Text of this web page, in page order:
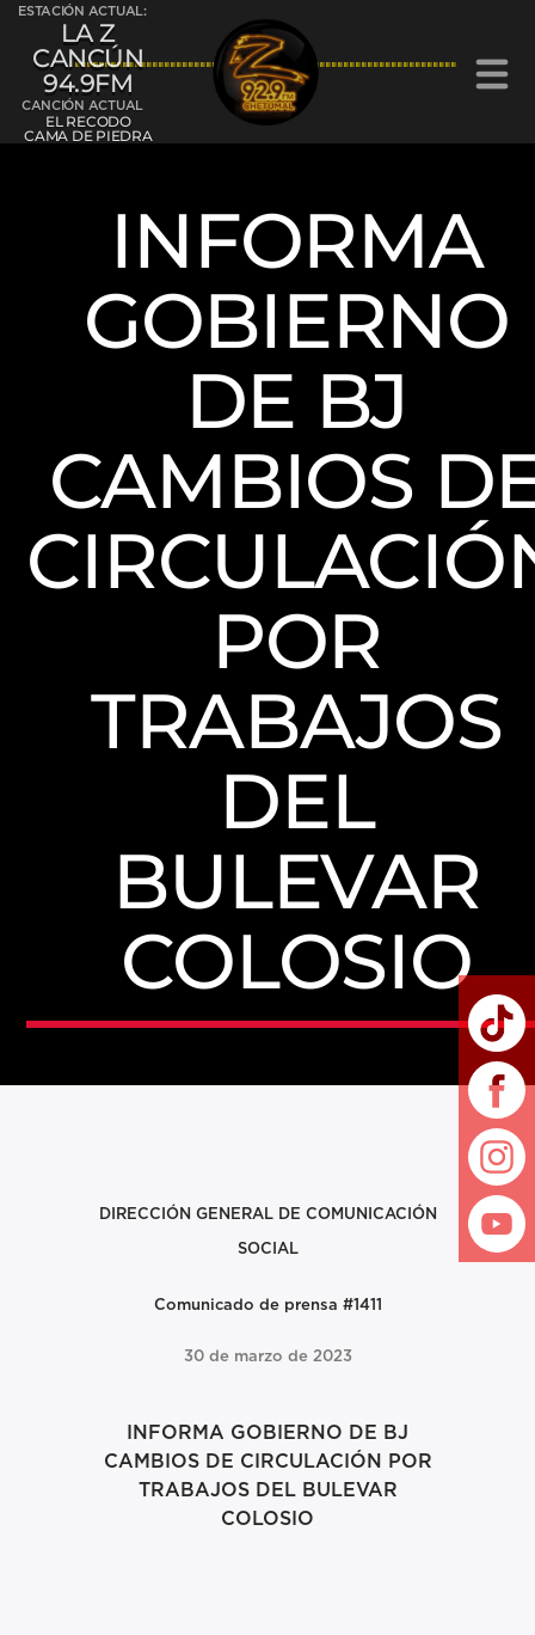
ESTACIÓN ACTUAL:
LA Z
CANCÚN
94.9FM
CANCIÓN ACTUAL
EL RECODO
CAMA DE PIEDRA
La Z Cancún 94.9FM
La Z Chetumal 92.9FM
INFORMA
GOBIERNO
DE BJ
CAMBIOS
POR
TRABAJOS
DEL
BULEVAR
COLOSIO
DIRECCIÓN GENERAL DE COMUNICACIÓN
SOCIAL
Comunicado de prensa #1411
30 de marzo de 2023
INFORMA GOBIERNO DE BJ
CAMBIOS DE CIRCULACIÓN POR
TRABAJOS DEL BULEVAR
COLOSIO